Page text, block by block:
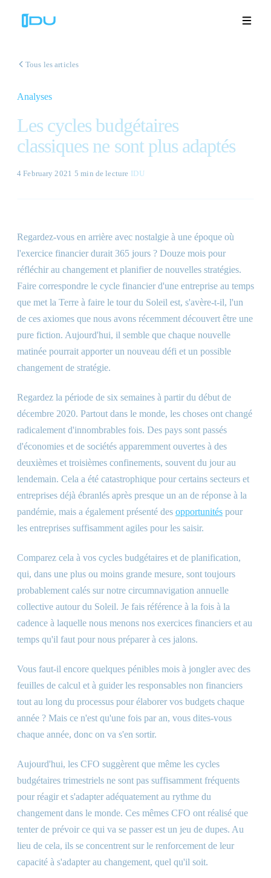
Solutions
Plateforme
🇫🇷 Démos
Tous les articles
Analyses
Les cycles budgétaires
classiques ne sont plus adaptés
4 February 2021 ·5 min de lecture IDU
Regardez-vous en arrière avec nostalgie à une époque où
l'exercice financier durait 365 jours ? Douze mois pour
réfléchir au changement et planifier de nouvelles stratégies.
Faire correspondre le cycle financier d'une entreprise au temps
que met la Terre à faire le tour du Soleil est, s'avère-t-il, l'un
de ces axiomes que nous avons récemment découvert être une
pure fiction. Aujourd'hui, il semble que chaque nouvelle
matinée pourrait apporter un nouveau défi et un possible
changement de stratégie.
Regardez la période de six semaines à partir du début de
décembre 2020. Partout dans le monde, les choses ont changé
radicalement d'innombrables fois. Des pays sont passés
d'économies et de sociétés apparemment ouvertes à des
deuxièmes et troisièmes confinements, souvent du jour au
lendemain. Cela a été catastrophique pour certains secteurs et
entreprises déjà ébranlés après presque un an de réponse à la
pandémie, mais a également présenté des opportunités pour
les entreprises suffisamment agiles pour les saisir.
Comparez cela à vos cycles budgétaires et de planification,
qui, dans une plus ou moins grande mesure, sont toujours
probablement calés sur notre circumnavigation annuelle
collective autour du Soleil. Je fais référence à la fois à la
cadence à laquelle nous menons nos exercices financiers et au
temps qu'il faut pour nous préparer à ces jalons.
Vous faut-il encore quelques pénibles mois à jongler avec des
feuilles de calcul et à guider les responsables non financiers
tout au long du processus pour élaborer vos budgets chaque
année ? Mais ce n'est qu'une fois par an, vous dites-vous
chaque année, donc on va s'en sortir.
Aujourd'hui, les CFO suggèrent que même les cycles
budgétaires trimestriels ne sont pas suffisamment fréquents
pour réagir et s'adapter adéquatement au rythme du
changement dans le monde. Ces mêmes CFO ont réalisé que
tenter de prévoir ce qui va se passer est un jeu de dupes. Au
lieu de cela, ils se concentrent sur le renforcement de leur
capacité à s'adapter au changement, quel qu'il soit.